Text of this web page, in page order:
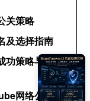
关策略
及选择指南
功策略与运营
网络公关公